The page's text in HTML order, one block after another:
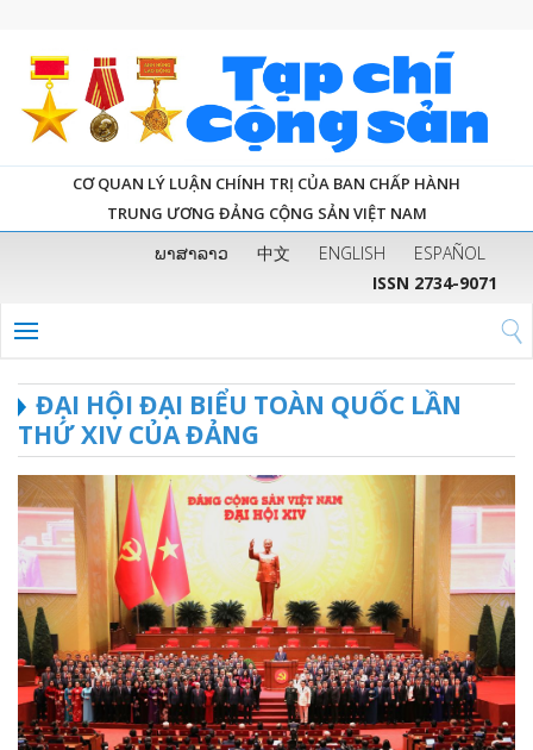
CƠ QUAN LÝ LUẬN CHÍNH TRỊ CỦA BAN CHẤP HÀNH
TRUNG ƯƠNG ĐẢNG CỘNG SẢN VIỆT NAM
ພາສາລາວ 中文 ENGLISH
ESPAÑOL
ISSN 2734-9071
ĐẠI HỘI ĐẠI BIỂU TOÀN QUỐC LẦN
THỨ XIV CỦA ĐẢNG